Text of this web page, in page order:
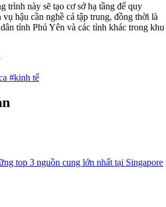
trình này sẽ tạo cơ sở hạ tầng để quy
hậu cần nghề cá tập trung, đồng thời là
tỉnh Phú Yên và các tỉnh khác trong khu
#kinh tế
top 3 nguồn cung lớn nhất tại Singapore